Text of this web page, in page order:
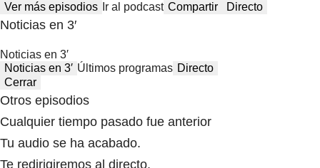
Ver más episodios Ir al podcast Compartir Directo
Noticias en 3′
Noticias en 3′
Noticias en 3′ Últimos programas Directo
Cerrar
Otros episodios
Cualquier tiempo pasado fue anterior
Tu audio se ha acabado.
Te redirigiremos al directo.